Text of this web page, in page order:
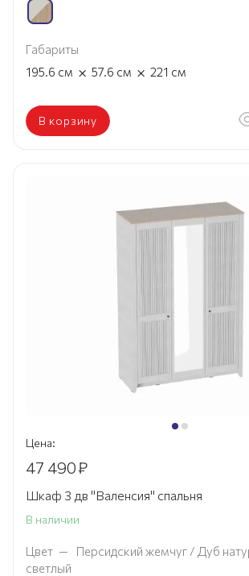
Габариты
195.6 см × 57.6 см × 221 см
В корзину
Цена:
47 490₽
Шкаф 3 дв "Валенсия" спальня
В наличии
Цвет —
Персидский жемчуг / Дуб
светлый